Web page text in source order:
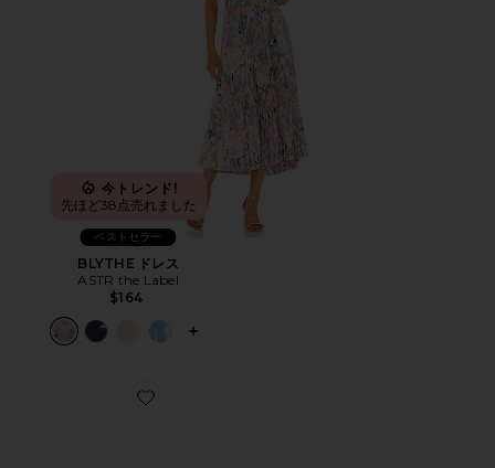
今トレンド!
先ほど38点売れました
ベストセラー
BLYTHE ドレス
ASTR the Label
$164
PLUS ICON TO SEE MORE OPTIONS
Favorite CLOUD 6 スニーカー